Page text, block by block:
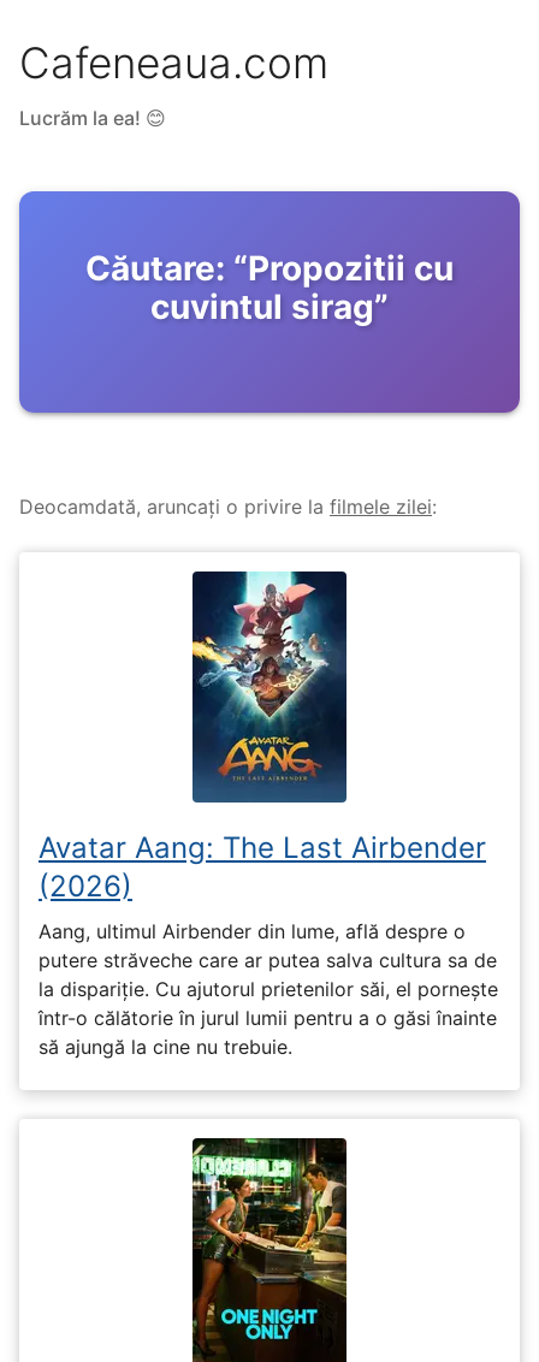
Cafeneaua.com
Lucrăm la ea! 😊
Căutare: “Propozitii cu
cuvintul sirag”
Deocamdată, aruncați o privire la filmele zilei:
Avatar Aang: The Last Airbender
(2026)
Aang, ultimul Airbender din lume, află despre o
putere străveche care ar putea salva cultura sa de
la dispariție. Cu ajutorul prietenilor săi, el pornește
într-o călătorie în jurul lumii pentru a o găsi înainte
să ajungă la cine nu trebuie.